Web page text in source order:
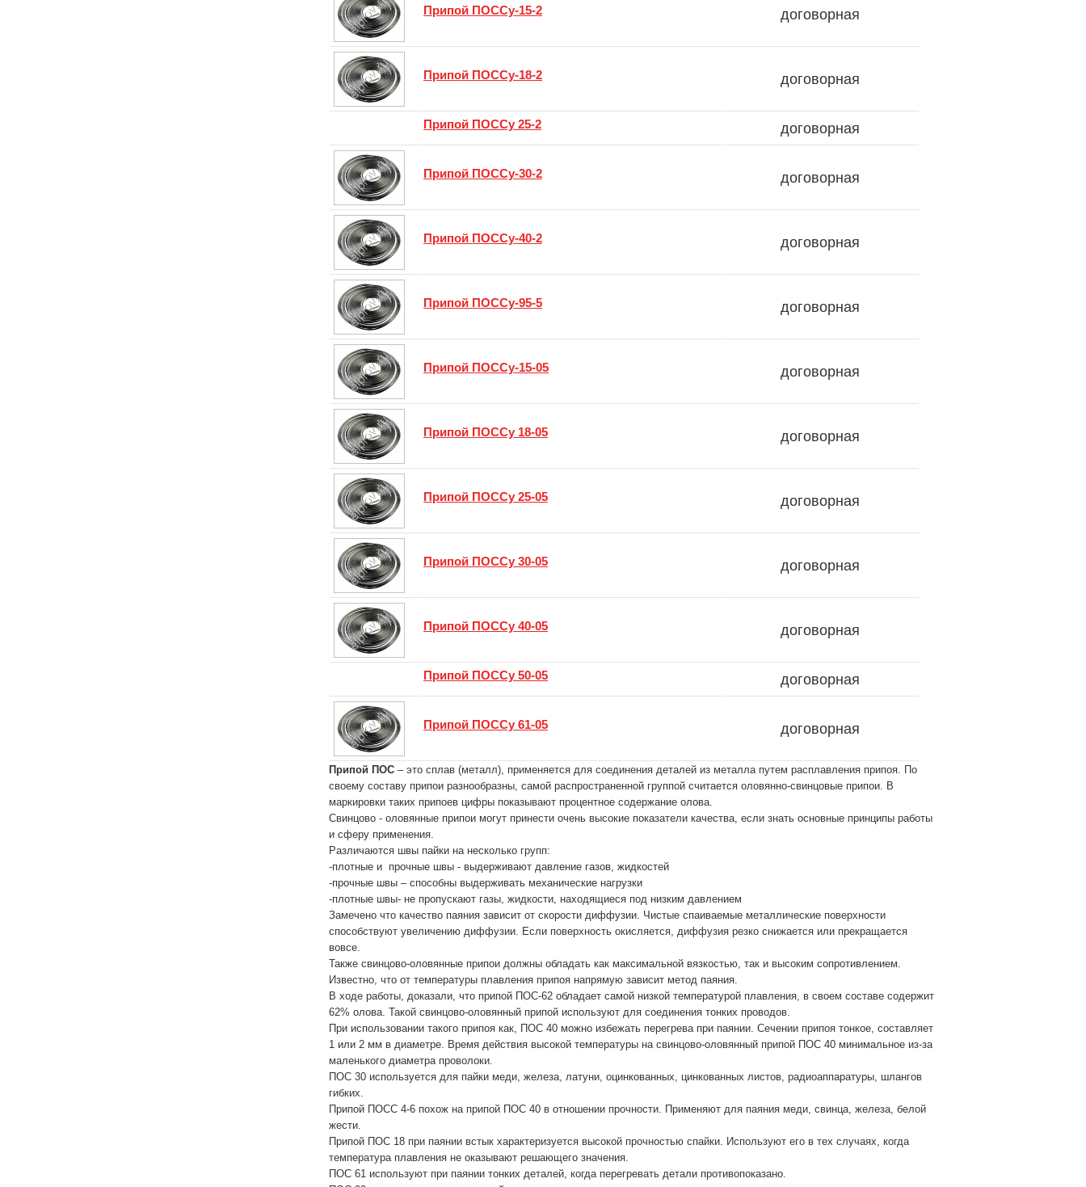
Припой ПОССу-15-2 договорная
Припой ПОССу-18-2 договорная
Припой ПОССу 25-2 договорная
Припой ПОССу-30-2 договорная
Припой ПОССу-40-2 договорная
Припой ПОССу-95-5 договорная
Припой ПОССу-15-05 договорная
Припой ПОССу 18-05 договорная
Припой ПОССу 25-05 договорная
Припой ПОССу 30-05 договорная
Припой ПОССу 40-05 договорная
Припой ПОССу 50-05 договорная
Припой ПОССу 61-05 договорная
Припой ПОС – это сплав (металл), применяется для соединения деталей из металла путем расплавления припоя. По
своему составу припои разнообразны, самой распространенной группой считается оловянно-свинцовые припои. В
маркировки таких припоев цифры показывают процентное содержание олова.
Свинцово - оловянные припои могут принести очень высокие показатели качества, если знать основные принципы работы
и сферу применения.
Различаются швы пайки на несколько групп:
-плотные и прочные швы - выдерживают давление газов, жидкостей
-прочные швы – способны выдерживать механические нагрузки
-плотные швы- не пропускают газы, жидкости, находящиеся под низким давлением
Замечено что качество паяния зависит от скорости диффузии. Чистые спаиваемые металлические поверхности
способствуют увеличению диффузии. Если поверхность окисляется, диффузия резко снижается или прекращается
вовсе.
Также свинцово-оловянные припои должны обладать как максимальной вязкостью, так и высоким сопротивлением.
Известно, что от температуры плавления припоя напрямую зависит метод паяния.
В ходе работы, доказали, что припой ПОС-62 обладает самой низкой температурой плавления, в своем составе содержит
62% олова. Такой свинцово-оловянный припой используют для соединения тонких проводов.
При использовании такого припоя как, ПОС 40 можно избежать перегрева при паянии. Сечении припоя тонкое, составляет
1 или 2 мм в диаметре. Время действия высокой температуры на свинцово-оловянный припой ПОС 40 минимальное из-за
маленького диаметра проволоки.
ПОС 30 используется для пайки меди, железа, латуни, оцинкованных, цинкованных листов, радиоаппаратуры, шлангов
гибких.
Припой ПОСС 4-6 похож на припой ПОС 40 в отношении прочности. Применяют для паяния меди, свинца, железа, белой
жести.
Припой ПОС 18 при паянии встык характеризуется высокой прочностью спайки. Используют его в тех случаях, когда
температура плавления не оказывают решающего значения.
ПОС 61 используют при паянии тонких деталей, когда перегревать детали противопоказано.